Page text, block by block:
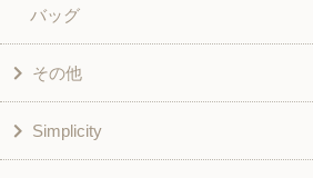
スカート・パンツ
和風衣類
入園入学グッズ
シャツ・ブラウス
チュニック
ワンピース
バッグ
その他
学校家庭科教材用
Simplicity